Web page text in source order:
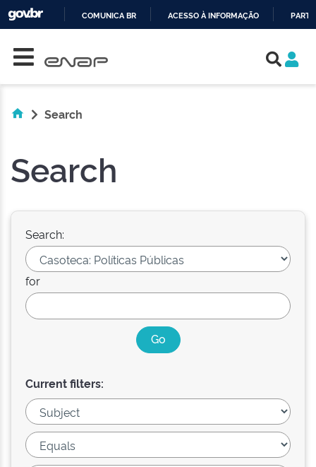
COMUNICA BR ACESSO À INFORMAÇÃO
Search
Search
Search:
for
Current filters: